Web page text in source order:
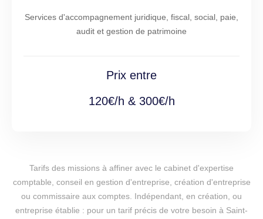
Services d'accompagnement juridique, fiscal, social, paie,
audit et gestion de patrimoine
Prix entre
120€/h & 300€/h
Tarifs des missions à affiner avec le cabinet d'expertise
comptable, conseil en gestion d'entreprise, création d'entreprise
ou commissaire aux comptes. Indépendant, en création, ou
entreprise établie : pour un tarif précis de votre besoin à Saint-